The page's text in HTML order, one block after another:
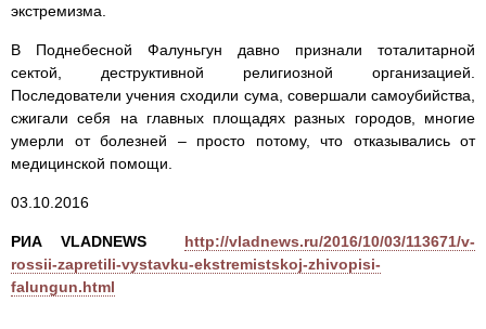
экстремизма.
В Поднебесной Фалуньгун давно признали тоталитарной
сектой, деструктивной религиозной организацией.
Последователи учения сходили сума, совершали самоубийства,
сжигали себя на главных площадях разных городов, многие
умерли от болезней – просто потому, что отказывались от
медицинской помощи.
03.10.2016
РИА VLADNEWS
http://vladnews.ru/2016/10/03/113671/v-
rossii-zapretili-vystavku-ekstremistskoj-zhivopisi-
falungun.html